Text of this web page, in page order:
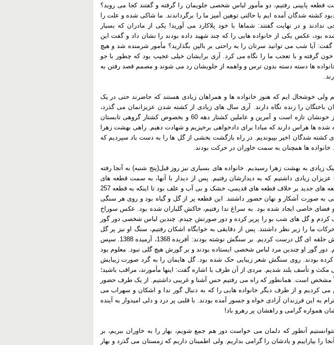
قطعه پایینی رفتیم، دو مأمور لباس شخصی جلویمان را گرفته و گفتند کجا می روید؟
کشته شدگان آمده ایم با حالتی توهین آمیز ما را برگرداندند. ما شاکی شده و علت را
ندادند و در نهایت گفتند: شماها با خود پلاکارد می آورید! یکی از مادران که بسیار
بود، عکس یکی از خانواده هایی را که چند شهید داده بودند را نشان داد و گفت این
گفت: آیا شب می توانید سرتان را به راحتی بر بالین بگذارید؟ مأمور شرمنده شد و هیچ
گرفته و با تعجب ما را نگاه می کرد. آری برایشان خیلی عجیب بود که چطور با جو
ها دسته دسته بدون ترس و واهمه از جلویشان رد می شوند و مصمم قصد رفتن به
ولی خوشحال ایم که هنوز خانواده ها و همراهان زیادی هستند که حاضرند حتی در یک
باختگان را زنده نگاه دارند. آری سال های زیادی از کشته شدن عزیزانمان می گذرد،
ولی می دانیم که هنوز خونشان تازه است و آمرین و عاملین کشتار دهه 60 و بخصوص کشتار گروهی تابستان
شده ها هراس دارند که مبادا برای دادخواهی برخیزیم و شهادت دهیم. راهی بهشت زهرا
کشته شدگان اخیر بپیوندیم. در راه بازگشت بخشی از گل ها را به دست باد سپردیم که
خانواده ها همچنان به سمت خاوران در حرکت بودند.
زیادی به بهشت زهرا رسیدیم. خانواده های بسیاری نیز روز قبل(پنج شنبه) به آنجا رفته
زیادی داشتیم که به دیدارشان رفتیم. پس از دیدار با آنها، به سمت قطعه های
جدید راهی شدیم. قطعه های جدید بر خلاف قطعه های قدیمی، خشک و بی آب و علف بود تا اینکه به قطعه 257
به صورت آشکار و نهان حضور داشتند. این قطعه پر از گل و گیاه بود و روی هر سنگی
و فضای خاصی ایجاد شده بود. به سراغ ندا رفتیم، خاکش گلباران شده بود. عکس سوراخ
کردم و گل های شب بو را پرپر کرده و دور صورتش چیدم. چندین لباس شخصی دور گور
ما را زیر نظر داشتند. پس از دقایقی به خوابگاه اشکان رفتیم، سنگ او نیز پر گل
بود. گرد صورت جوانش حلقه ای گل درست کردیم. بر سنگش نوشته بودند: آفریده 1368، آرمیده 1388. سپس
دور گور او چندین مرد لباس شخصی ایستاده بودند و بر گورش هیچ گلی نبود. معلوم بود
کرده بودند. روی سنگش شعر زیبایی حک شده بود. گل هایمان را به گرد صورت زیبایش
مکث و تأسف بلند شدیم. مردی از آن طرف با اشاره گفت: اینها مأمورند، مراقب باشید؛
مشخص است. همانطور که راه می رفتیم حس آشنا و غریبی داشتیم. از یک طرف حضور
می کردیم و از طرف دیگر خانواده هایی را که به دنبال گور ندا و اشکان و سهراب می
به این فرزندان آزادی خواه و جسور آمده بودند. با قلبی پر درد و دلی امیدوار به آینده
همواره گرامی و راهشان پر رهرو باد!
آنطور که دلمان می خواست دور هم جمع شویم، بهار را به خاوران ببریم، بر
را بیاراییم و یادشان را گرامی بداریم. ولی اطمینان داریم که زمستان می گذرد و بهار